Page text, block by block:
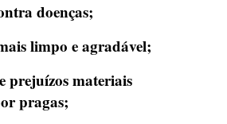
doenças;
limpo e agradável;
prejuízos materiais
pragas;